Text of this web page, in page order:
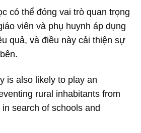
có thể đóng vai trò quan trọng
viên và phụ huynh áp dụng
quả, và điều này cải thiện sự
is also likely to play an
rural inhabitants from
search of schools and